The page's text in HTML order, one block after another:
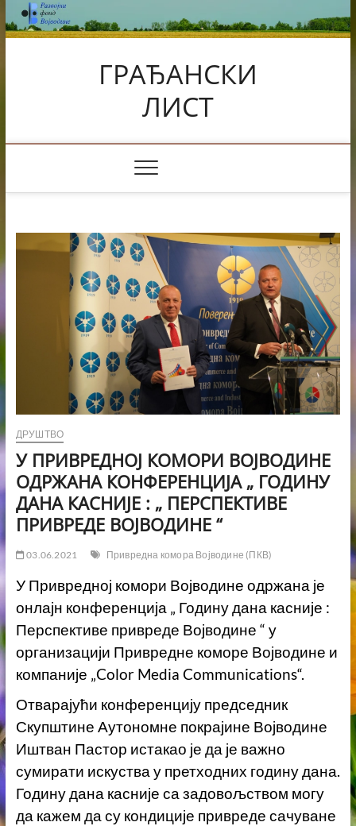
Skip
to
content
ГРАЂАНСКИ
ЛИСТ
ДРУШТВО
У ПРИВРЕДНОЈ КОМОРИ ВОЈВОДИНЕ
ОДРЖАНА КОНФЕРЕНЦИЈА „ ГОДИНУ
ДАНА КАСНИЈЕ : „ ПЕРСПЕКТИВЕ
ПРИВРЕДЕ ВОЈВОДИНЕ “
03.06.2021 Привредна комора Војводине (ПКВ)
У Привредној комори Војводине одржана је
онлајн конференција „ Годину дана касније :
Перспективе привреде Војводине “ у
организацији Привредне коморе Војводине и
компаније „Color Media Communications“.
Отварајући конференцију председник
Скупштине Аутономне покрајине Војводине
Иштван Пастор истакао је да је важно
сумирати искуства у претходних годину дана.
Годину дана касније са задовољством могу
да кажем да су кондиције привреде сачуване